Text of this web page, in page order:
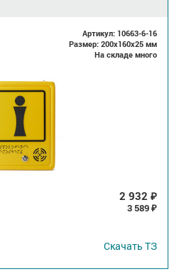
Артикул: 10663-6-16
Размер: 200x160x25 мм
На складе много
2 932 ₽
3 589 ₽
Скачать ТЗ